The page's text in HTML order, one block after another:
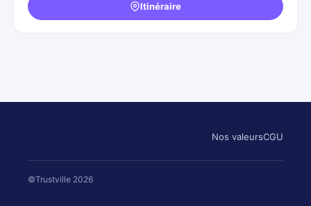
Itinéraire
Nos valeursCGU
©Trustville 2026